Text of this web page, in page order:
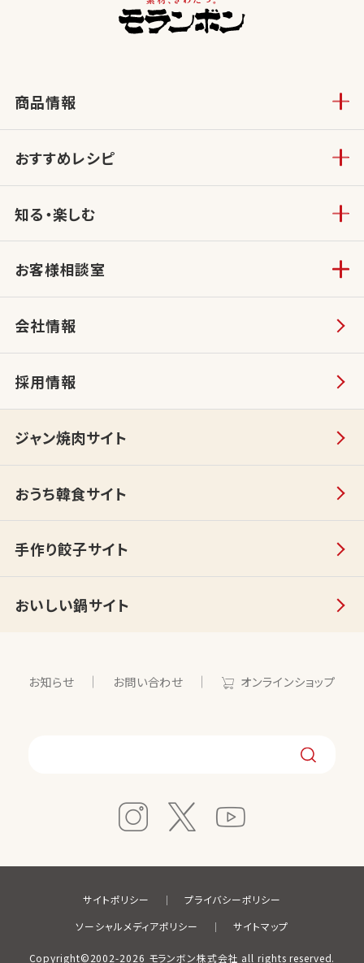
商品情報
おすすめレシピ
知る・楽しむ
お客様相談室
会社情報
採用情報
ジャン焼肉サイト
おうち韓食サイト
手作り餃子サイト
おいしい鍋サイト
お知らせ お問い合わせ オンラインショップ
Copyright©2002-2026 モランボン株式会社 all rights reserved.
サイトポリシー
プライバシーポリシー
ソーシャルメディアポリシー
サイトマップ